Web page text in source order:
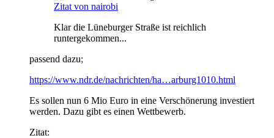
Zitat von nairobi
Klar die Lüneburger Straße ist reichlich
runtergekommen...
passend dazu;
https://www.ndr.de/nachrichten/ha…arburg1010.html
Es sollen nun 6 Mio Euro in eine Verschönerung investiert
werden. Dazu gibt es einen Wettbewerb.
Zitat: